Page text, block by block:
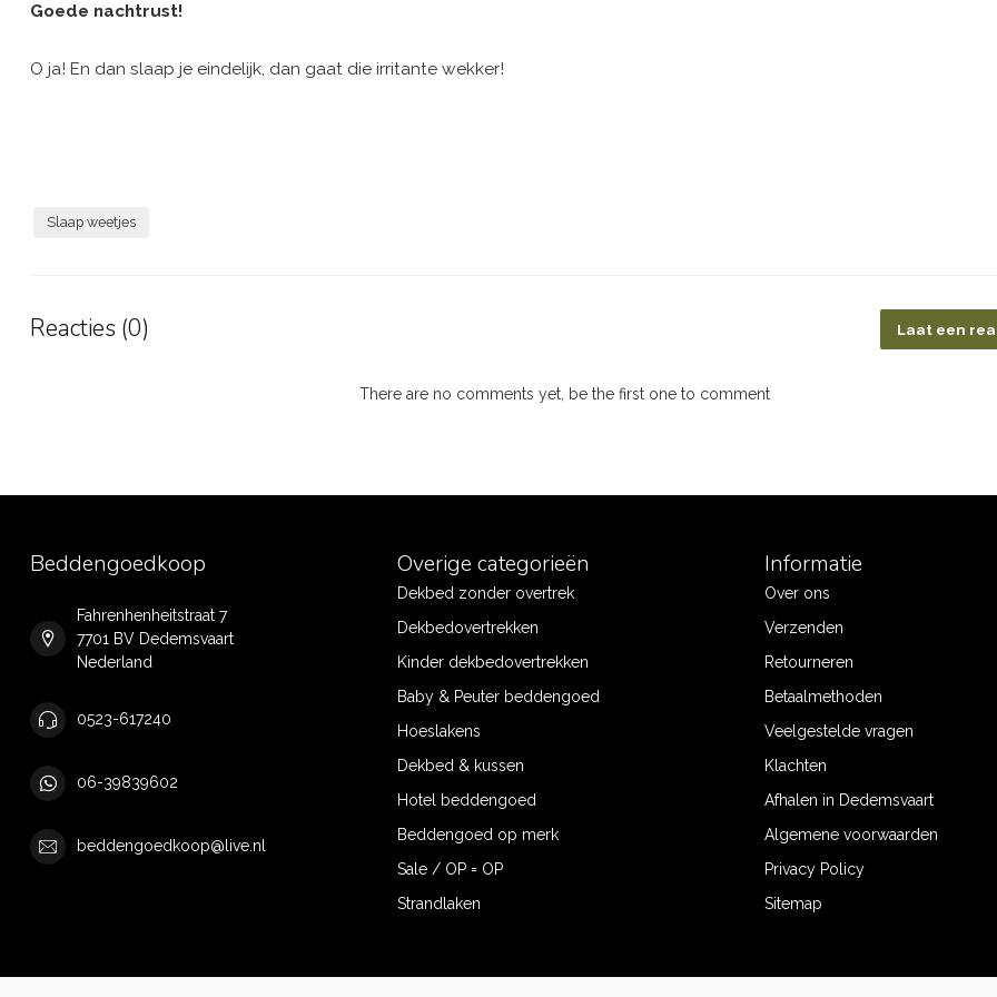
Goede nachtrust!
O ja! En dan slaap je eindelijk, dan gaat die irritante wekker!
Slaap weetjes
Reacties (0) Laat een
There are no comments yet, be the first one to comment
Beddengoedkoop
Fahrenhenheitstraat 7
7701 BV Dedemsvaart
Nederland
0523-617240
06-39839602
beddengoedkoop@live.nl
Overige categorieën
Dekbed zonder overtrek
Dekbedovertrekken
Kinder dekbedovertrekken
Baby & Peuter beddengoed
Hoeslakens
Dekbed & kussen
Hotel beddengoed
Beddengoed op merk
Sale / OP = OP
Strandlaken
Informatie
Over ons
Verzenden
Retourneren
Betaalmethoden
Veelgestelde vragen
Klachten
Afhalen in Dedemsvaart
Algemene voorwaarden
Privacy Policy
Sitemap